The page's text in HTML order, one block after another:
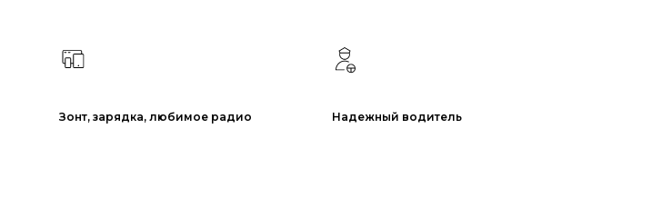
Зонт, зарядка, любимое радио Надежный водитель